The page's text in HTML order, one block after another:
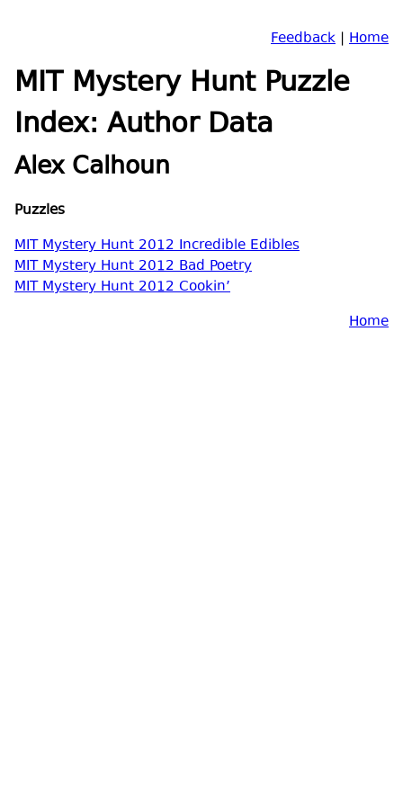
Feedback | Home
MIT Mystery Hunt Puzzle
Index: Author Data
Alex Calhoun
Puzzles
MIT Mystery Hunt 2012 Incredible Edibles
MIT Mystery Hunt 2012 Bad Poetry
MIT Mystery Hunt 2012 Cookin’
Home